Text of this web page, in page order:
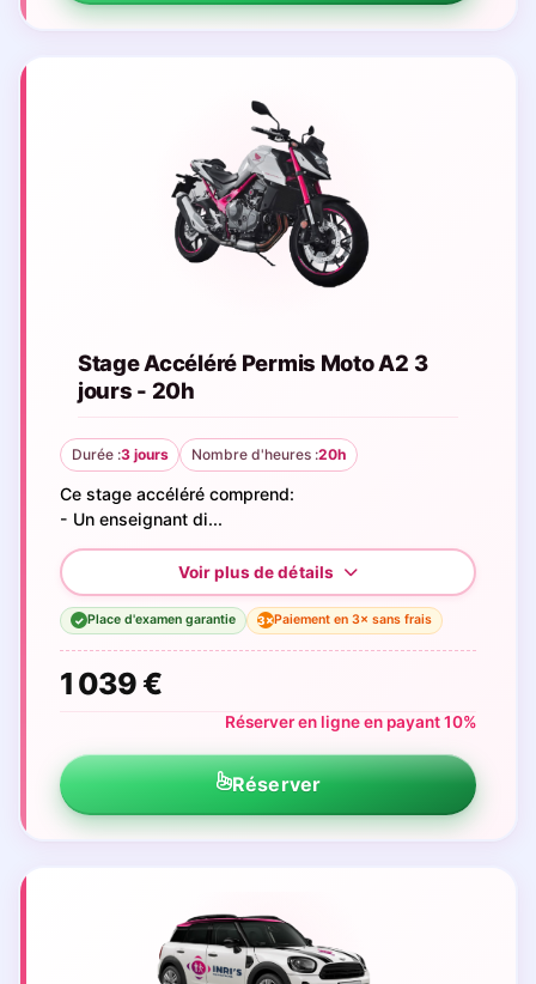
Stage Accéléré Permis Moto A2 3
jours - 20h
Durée :3 jours Nombre d'heures :20h
Ce stage accéléré comprend:
- Un enseignant di...
✓ Place d'examen garantie 3×Paiement en 3× sans frais
1 039 €
Réserver en ligne en payant 10%
Réserver